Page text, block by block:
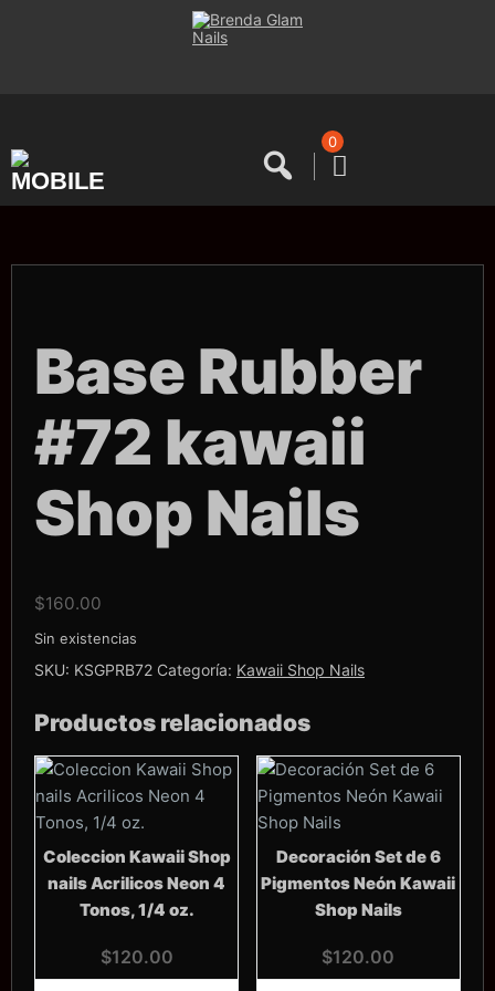
0
Base Rubber
#72 kawaii
Shop Nails
$160.00
Sin existencias
SKU: KSGPRB72 Categoría: Kawaii Shop Nails
Productos relacionados
Coleccion Kawaii Shop
nails Acrilicos Neon 4
Tonos, 1/4 oz.
$120.00
Decoración Set de 6
Pigmentos Neón Kawaii
Shop Nails
$120.00